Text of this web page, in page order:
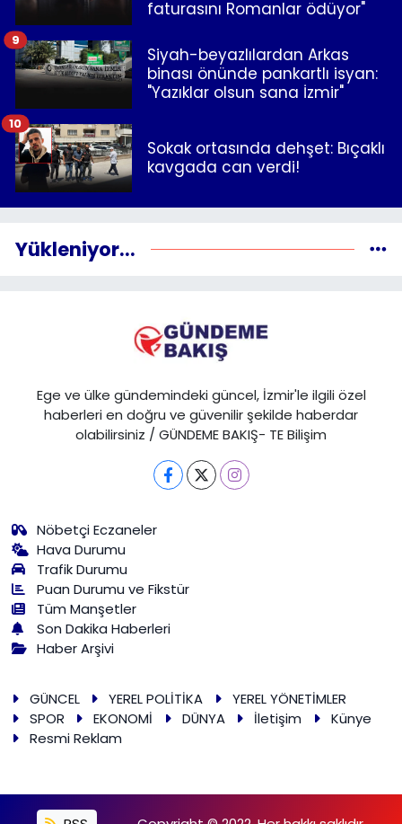
faturasını Romanlar ödüyor"
Siyah-beyazlılardan Arkas
binası önünde pankartlı isyan:
"Yazıklar olsun sana İzmir"
9
Sokak ortasında dehşet: Bıçaklı
kavgada can verdi!
10
Yükleniyor...
Ege ve ülke gündemindeki güncel, İzmir'le ilgili özel
haberleri en doğru ve güvenilir şekilde haberdar
olabilirsiniz / GÜNDEME BAKIŞ- TE Bilişim
Nöbetçi Eczaneler
Hava Durumu
Trafik Durumu
Puan Durumu ve Fikstür
Tüm Manşetler
Son Dakika Haberleri
Haber Arşivi
GÜNCEL YEREL POLİTİKA
YEREL YÖNETİMLER
SPOR
EKONOMİ DÜNYA İletişim
Künye
Resmi Reklam